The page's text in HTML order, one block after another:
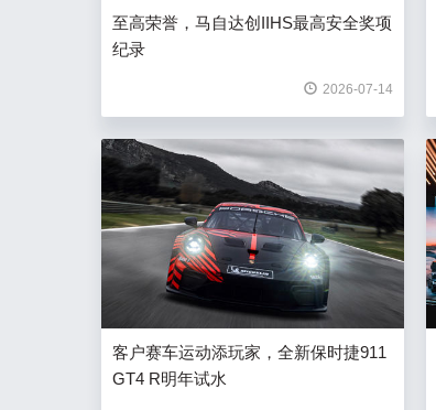
至高荣誉，马自达创IIHS最高安全奖项
纪录
2026-07-14
客户赛车运动添玩家，全新保时捷911
GT4 R明年试水